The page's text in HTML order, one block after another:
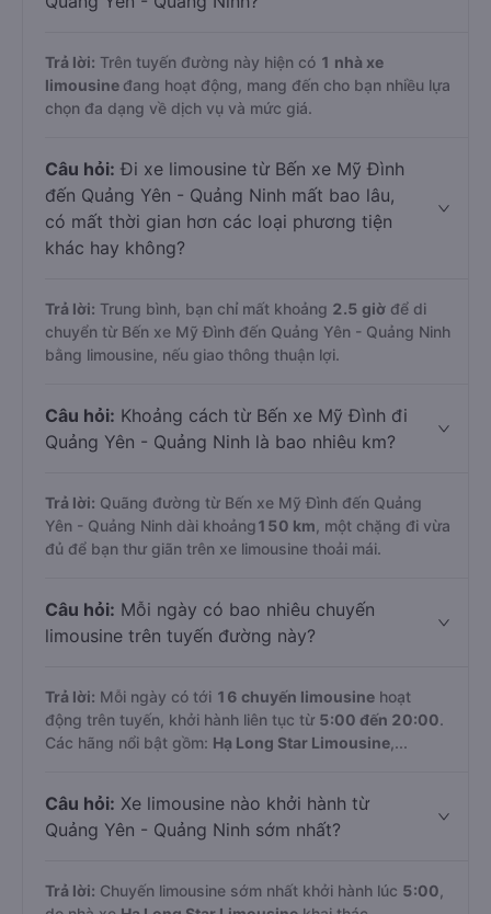
Trả lời: Trên tuyến đường này hiện có 1 nhà xe
limousine đang hoạt động, mang đến cho bạn nhiều lựa
chọn đa dạng về dịch vụ và mức giá.
Câu hỏi: Đi xe limousine từ Bến xe Mỹ Đình
đến Quảng Yên - Quảng Ninh mất bao lâu,
có mất thời gian hơn các loại phương tiện
khác hay không?
Trả lời: Trung bình, bạn chỉ mất khoảng 2.5 giờ để di
chuyển từ Bến xe Mỹ Đình đến Quảng Yên - Quảng Ninh
bằng limousine, nếu giao thông thuận lợi.
Câu hỏi: Khoảng cách từ Bến xe Mỹ Đình đi
Quảng Yên - Quảng Ninh là bao nhiêu km?
Trả lời: Quãng đường từ Bến xe Mỹ Đình đến Quảng
Yên - Quảng Ninh dài khoảng150 km , một chặng đi vừa
đủ để bạn thư giãn trên xe limousine thoải mái.
Câu hỏi: Mỗi ngày có bao nhiêu chuyến
limousine trên tuyến đường này?
Trả lời: Mỗi ngày có tới 16 chuyến limousine hoạt
động trên tuyến, khởi hành liên tục từ 5:00 đến 20:00.
Các hãng nổi bật gồm: Hạ Long Star Limousine ,...
Câu hỏi: Xe limousine nào khởi hành từ
Quảng Yên - Quảng Ninh sớm nhất?
Trả lời: Chuyến limousine sớm nhất khởi hành lúc 5:00